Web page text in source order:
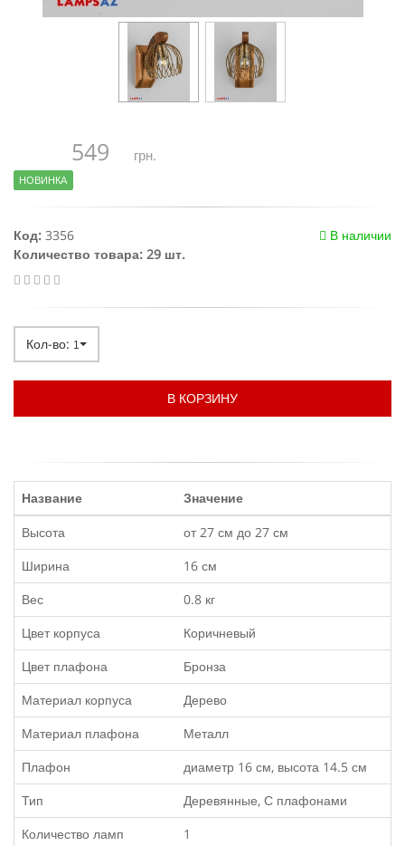
549 грн.
НОВИНКА
В наличии
Код: 3356
Количество товара: 29 шт.
Кол-во: 1
В КОРЗИНУ
Название
Значение
Высота
от 27 см до 27 см
Ширина
16 см
Вес
0.8 кг
Цвет корпуса
Коричневый
Цвет плафона
Бронза
Материал корпуса
Дерево
Материал плафона
Металл
Плафон
диаметр 16 см, высота 14.5 см
Тип
Деревянные, С плафонами
Количество ламп
1